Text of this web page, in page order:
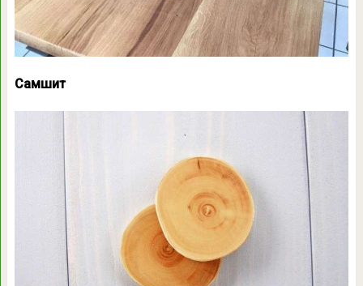
Самшит